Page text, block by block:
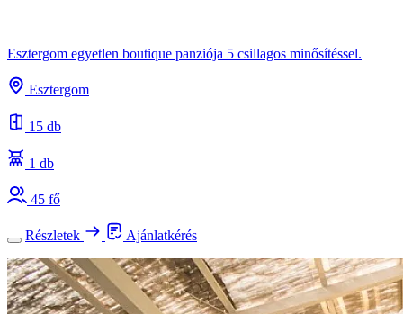
Esztergom egyetlen boutique panziója 5 csillagos minősítéssel.
Esztergom
15 db
1 db
45 fő
Részletek Ajánlatkérés